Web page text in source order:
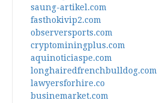
saung-artikel.com
fasthokivip2.com
observersports.com
cryptominingplus.com
aquinoticiaspe.com
longhairedfrenchbulldog.com
lawyersforhire.co
businemarket.com